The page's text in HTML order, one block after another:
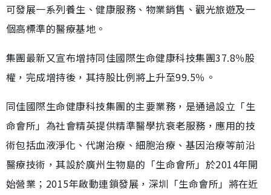
可發展一系列養生、健康服務、物業銷售、觀光旅遊及一
個高標準的醫療基地。
集團最新又宣布增持同佳國際生命健康科技集團37.8％股
權，完成增持後，其持股比例將上升至99.5％。
同佳國際生命健康科技集團的主要業務，是通過設立「生
命會所」為社會精英提供精準醫學抗衰老服務，應用的技
術包括血液淨化、代謝治療、細胞治療、基因治療等前沿
醫療技術，其設於廣州生物島的「生命會所」於2014年開
始營業；2015年啟動連鎖發展，深圳「生命會所」將在近